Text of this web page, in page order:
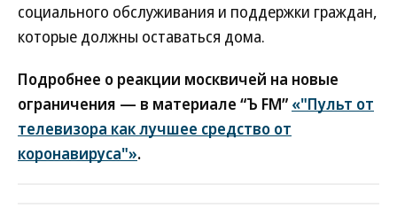
социального обслуживания и поддержки граждан,
которые должны оставаться дома.
Подробнее о реакции москвичей на новые
ограничения — в материале “Ъ FM” «"Пульт от
телевизора как лучшее средство от
коронавируса"».